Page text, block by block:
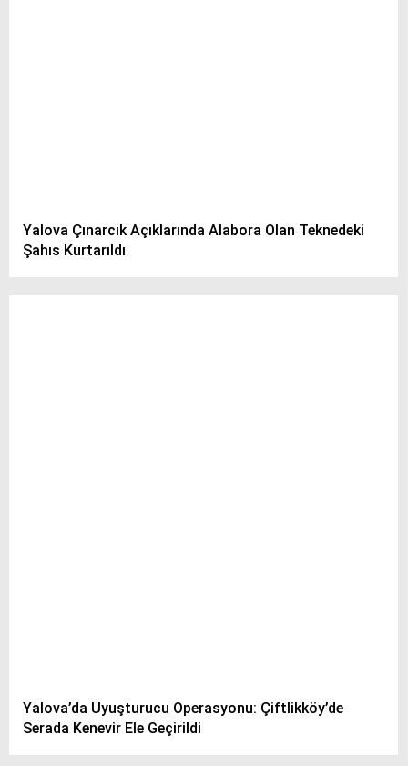
Yalova Çınarcık Açıklarında Alabora Olan Teknedeki
Şahıs Kurtarıldı
Yalova’da Uyuşturucu Operasyonu: Çiftlikköy’de
Serada Kenevir Ele Geçirildi